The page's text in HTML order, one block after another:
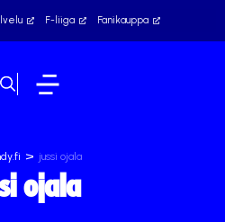
F-liiga Fanikauppa
> jussi ojala
ojala